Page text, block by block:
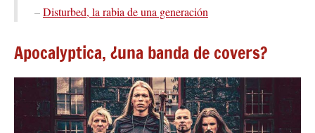
–Disturbed, la rabia de una generación
Apocalyptica, ¿una banda de covers?